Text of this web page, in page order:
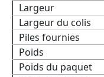
Largeur
Largeur du colis
Piles fournies
Poids
Poids du paquet